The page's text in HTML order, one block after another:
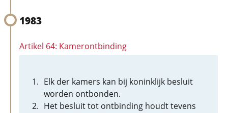
1983
Artikel 64: Kamerontbinding
Elk der kamers kan bij koninklijk besluit
worden ontbonden.
Het besluit tot ontbinding houdt tevens